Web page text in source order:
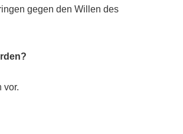
gegen den Willen des
vor.